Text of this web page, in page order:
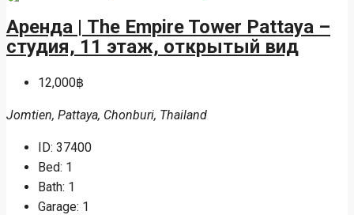
Аренда | The Empire Tower Pattaya –
студия, 11 этаж, открытый вид
12,000฿
Jomtien, Pattaya, Chonburi, Thailand
ID: 37400
Bed: 1
Bath: 1
Garage: 1